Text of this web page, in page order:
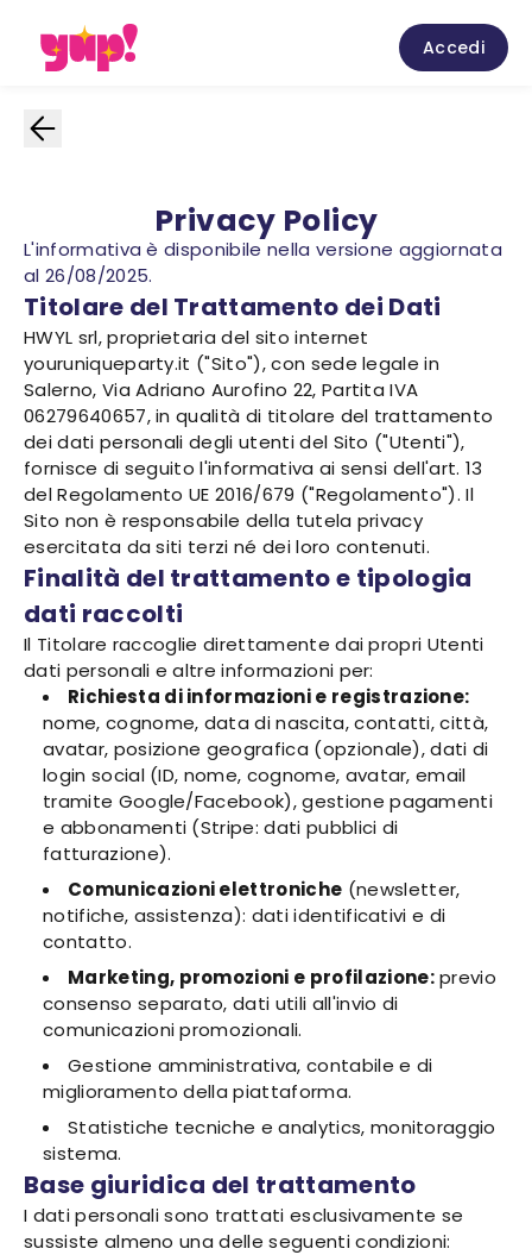
Accedi
Privacy Policy
L'informativa è disponibile nella versione aggiornata
al 26/08/2025.
Titolare del Trattamento dei Dati
HWYL srl, proprietaria del sito internet
youruniqueparty.it ("Sito"), con sede legale in
Salerno, Via Adriano Aurofino 22, Partita IVA
06279640657, in qualità di titolare del trattamento
dei dati personali degli utenti del Sito ("Utenti"),
fornisce di seguito l'informativa ai sensi dell'art. 13
del Regolamento UE 2016/679 ("Regolamento"). Il
Sito non è responsabile della tutela privacy
esercitata da siti terzi né dei loro contenuti.
Finalità del trattamento e tipologia
dati raccolti
Il Titolare raccoglie direttamente dai propri Utenti
dati personali e altre informazioni per:
Richiesta di informazioni e registrazione:
nome, cognome, data di nascita, contatti, città,
avatar, posizione geografica (opzionale), dati di
login social (ID, nome, cognome, avatar, email
tramite Google/Facebook), gestione pagamenti
e abbonamenti (Stripe: dati pubblici di
fatturazione).
Comunicazioni elettroniche (newsletter,
notifiche, assistenza): dati identificativi e di
contatto.
Marketing, promozioni e profilazione:previo
consenso separato, dati utili all'invio di
comunicazioni promozionali.
Gestione amministrativa, contabile e di
miglioramento della piattaforma.
Statistiche tecniche e analytics, monitoraggio
sistema.
Base giuridica del trattamento
I dati personali sono trattati esclusivamente se
sussiste almeno una delle seguenti condizioni: